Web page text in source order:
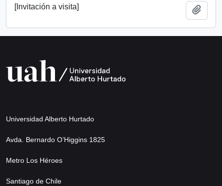
[Invitación a visita]
Universidad Alberto Hurtado
Avda. Bernardo O’Higgins 1825
Metro Los Héroes
Santiago de Chile